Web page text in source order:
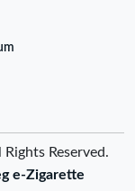
Reserved.
e-Zigarette